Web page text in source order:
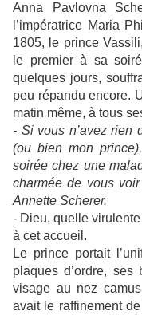
Anna Pavlovna
l’impératrice Maria
1805, le prince
le premier à sa
quelques jours,
peu répandu encore.
matin même, à tous
- Si vous n’avez rien
(ou bien mon
soirée chez une
charmée de vous
Annette Scherer.
- Dieu, quelle
à cet accueil.
Le prince portait
plaques d’ordre,
visage au nez
avait le raffinement